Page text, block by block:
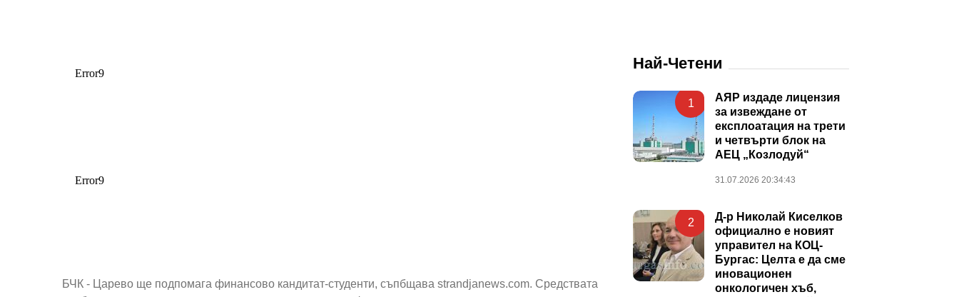
БЧК - Царево ще подпомага финансово кандитат-студенти, съпбщава strandjanews.com. Средствата
Най-Четени
1
АЯР издаде лицензия
за извеждане от
експлоатация на трети
и четвърти блок на
АЕЦ „Козлодуй“
31.07.2026 20:34:43
2
Д-р Николай Киселков
официално е новият
управител на КОЦ-
Бургас: Целта е да сме
иновационен
онкологичен хъб,